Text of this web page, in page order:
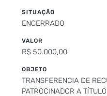
SITUAÇÃO
ENCERRADO
VALOR
R$ 50.000,00
OBJETO
TRANSFERENCIA DE
PATROCINADOR A